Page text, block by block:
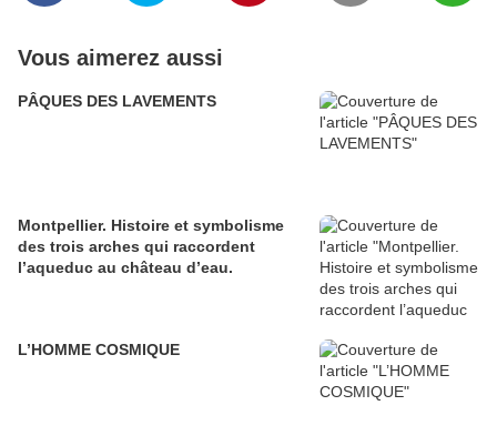
Vous aimerez aussi
PÂQUES DES LAVEMENTS
Montpellier. Histoire et symbolisme
des trois arches qui raccordent
l’aqueduc au château d’eau.
L’HOMME COSMIQUE